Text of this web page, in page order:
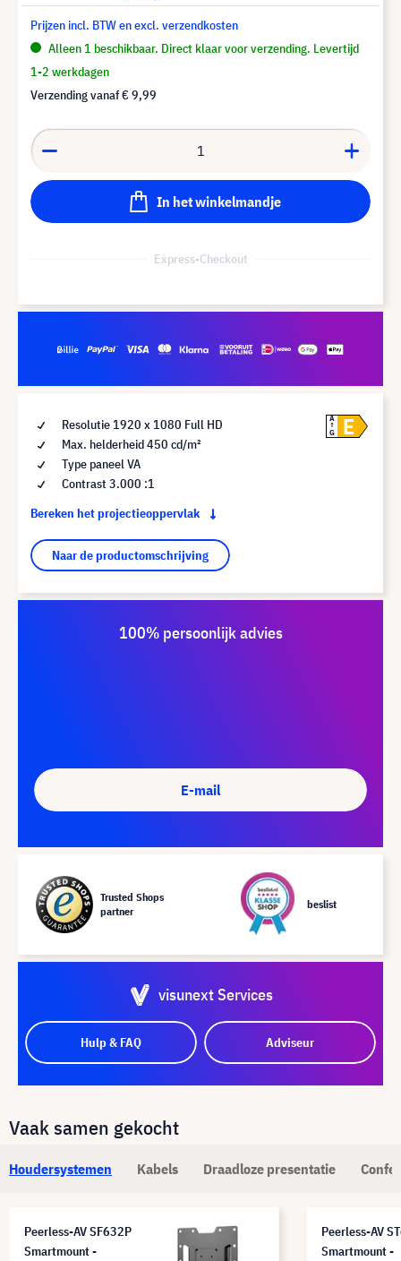
Prijzen incl. BTW en excl. verzendkosten
Alleen 1 beschikbaar. Direct klaar voor verzending. Levertijd
1-2 werkdagen
Verzending vanaf€ 9,99
In het winkelmandje
Express-Checkout
Resolutie 1920 x 1080 Full HD
Max. helderheid 450 cd/m²
Type paneel VA
Contrast 3.000 :1
Bereken het projectieoppervlak
Naar de productomschrijving
A
G
E
100% persoonlijk advies
E-mail
Trusted Shops
partner
beslist
visunext Services
Hulp & FAQ Adviseur
Vaak samen gekocht
Houdersystemen Kabels Draadloze presentatie
Peerless-AV SF632P
Smartmount -
Peerless-AV
Smartmount -